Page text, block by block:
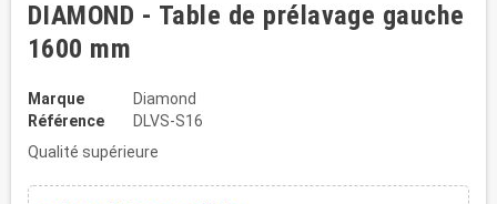
DIAMOND - Table de prélavage gauche
1600 mm
Marque
Diamond
Référence
DLVS-S16
Qualité supérieure